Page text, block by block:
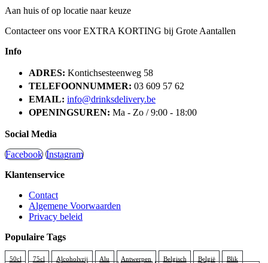
Aan huis of op locatie naar keuze
Contacteer ons voor EXTRA KORTING bij Grote Aantallen
Info
ADRES: Kontichsesteenweg 58
TELEFOONNUMMER: 03 609 57 62
EMAIL: info@drinksdelivery.be
OPENINGSUREN: Ma - Zo / 9:00 - 18:00
Social Media
Facebook Instagram
Klantenservice
Contact
Algemene Voorwaarden
Privacy beleid
Populaire Tags
50cl 75cl Alcoholvrij Alu Antwerpen Belgisch België
Blik